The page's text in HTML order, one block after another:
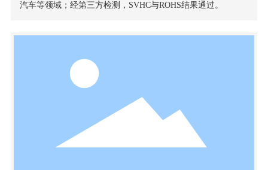
汽车等领域；经第三方检测，SVHC与ROHS结果通过。